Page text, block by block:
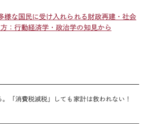
様な国民に受け入れられる財政再建・社会
：行動経済学・政治学の知見から
「消費税減税」しても家計は救われない！